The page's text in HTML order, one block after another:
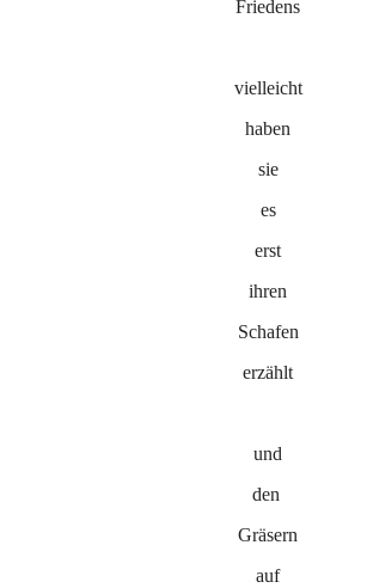
Friedens
vielleicht
haben
sie
es
erst
ihren
Schafen
erzählt
und
den
Gräsern
auf